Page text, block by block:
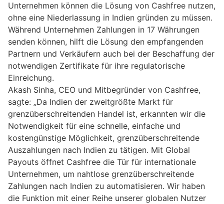
Unternehmen können die Lösung von Cashfree nutzen,
ohne eine Niederlassung in Indien gründen zu müssen.
Während Unternehmen Zahlungen in 17 Währungen
senden können, hilft die Lösung den empfangenden
Partnern und Verkäufern auch bei der Beschaffung der
notwendigen Zertifikate für ihre regulatorische
Einreichung.
Akash Sinha, CEO und Mitbegründer von Cashfree,
sagte: „Da Indien der zweitgrößte Markt für
grenzüberschreitenden Handel ist, erkannten wir die
Notwendigkeit für eine schnelle, einfache und
kostengünstige Möglichkeit, grenzüberschreitende
Auszahlungen nach Indien zu tätigen. Mit Global
Payouts öffnet Cashfree die Tür für internationale
Unternehmen, um nahtlose grenzüberschreitende
Zahlungen nach Indien zu automatisieren. Wir haben
die Funktion mit einer Reihe unserer globalen Nutzer